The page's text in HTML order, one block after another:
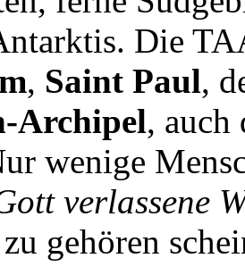
Die
, Saint Paul,
Archipel,
wenige
verlassene
gehören